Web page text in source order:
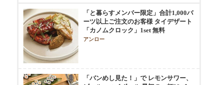
「と暮らすメンバー限定」合計1,000バ
ーツ以上ご注文のお客様 タイデザート
「カノムクロック」1set 無料
アンロー
「バンめし見た！」で レモンサワー、